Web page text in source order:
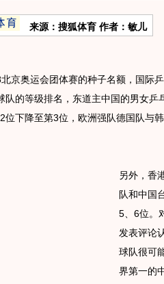
来源：搜狐体育 作者：敏儿
京奥运会团体赛的种子名额，国际
队的等级排名，东道主中国的男女乒
位下降至第3位，欧洲强队德国队与
另外，香
队和中国
5、6位。
发表评论
球队很可
界第一的